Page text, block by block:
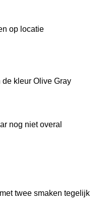
op locatie
de kleur Olive Gray
nog niet overal
twee smaken tegelijk